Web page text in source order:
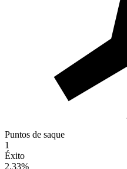
Puntos de saque
1
Éxito
2.33%